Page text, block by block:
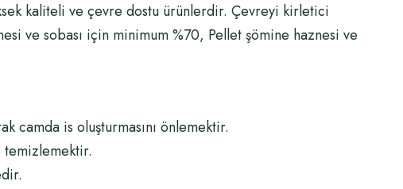
kaliteli ve çevre dostu ürünlerdir. Çevreyi kirletici
ve sobası için minimum %70, Pellet şömine haznesi ve
camda is oluşturmasını önlemektir.
temizlemektir.